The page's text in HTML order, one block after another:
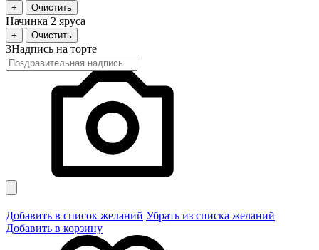
+ Очистить
Начинка 2 яруса
+ Очистить
3Надпись на торте
Добавить в список желаний Убрать из списка желаний
Добавить в корзину